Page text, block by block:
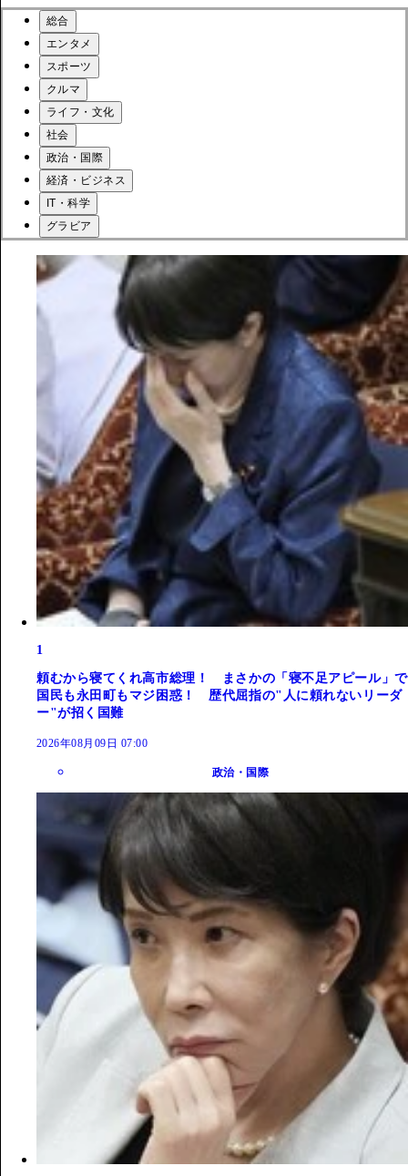
総合
エンタメ
スポーツ
クルマ
ライフ・文化
社会
政治・国際
経済・ビジネス
IT・科学
グラビア
1
頼むから寝てくれ高市総理！ まさかの「寝不足アピール」で
国民も永田町もマジ困惑！ 歴代屈指の"人に頼れないリーダ
ー"が招く国難
2026年08月09日 07:00
政治・国際